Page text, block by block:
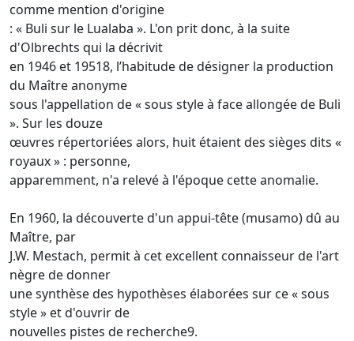
comme mention d'origine
: « Buli sur le Lualaba ». L'on prit donc, à la suite
d'Olbrechts qui la décrivit
en 1946 et 19518, l’habitude de désigner la production
du Maître anonyme
sous l'appellation de « sous style à face allongée de Buli
». Sur les douze
œuvres répertoriées alors, huit étaient des sièges dits «
royaux » : personne,
apparemment, n'a relevé à l'époque cette anomalie.
En 1960, la découverte d'un appui-tête (musamo) dû au
Maître, par
J.W. Mestach, permit à cet excellent connaisseur de l'art
nègre de donner
une synthèse des hypothèses élaborées sur ce « sous
style » et d'ouvrir de
nouvelles pistes de recherche9.